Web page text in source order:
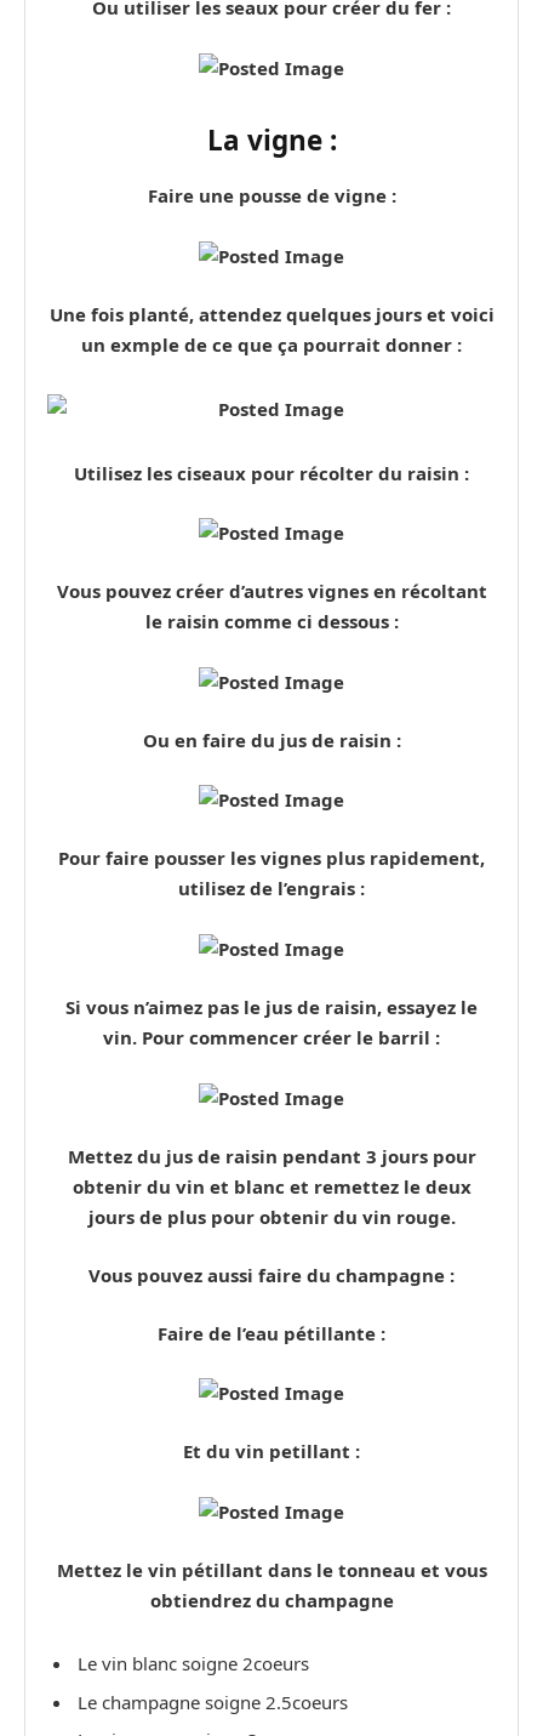
Ou utiliser les seaux pour créer du fer :
La vigne :
Faire une pousse de vigne :
Une fois planté, attendez quelques jours et voici
un exmple de ce que ça pourrait donner :
Utilisez les ciseaux pour récolter du raisin :
Vous pouvez créer d’autres vignes en récoltant
le raisin comme ci dessous :
Ou en faire du jus de raisin :
Pour faire pousser les vignes plus rapidement,
utilisez de l’engrais :
Si vous n’aimez pas le jus de raisin, essayez le
vin. Pour commencer créer le barril :
Mettez du jus de raisin pendant 3 jours pour
obtenir du vin et blanc et remettez le deux
jours de plus pour obtenir du vin rouge.
Vous pouvez aussi faire du champagne :
Faire de l’eau pétillante :
Et du vin petillant :
Mettez le vin pétillant dans le tonneau et vous
obtiendrez du champagne
Le vin blanc soigne 2coeurs
Le champagne soigne 2.5coeurs